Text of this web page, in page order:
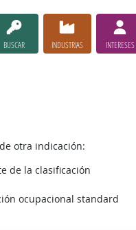
BUSCAR INDUSTRIAS INTERESES
otra indicación:
de la clasificación
ocupacional standard